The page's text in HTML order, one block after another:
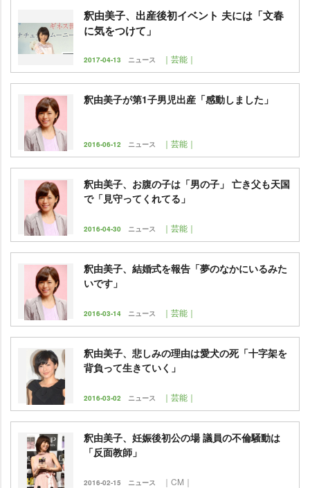
釈由美子、出産後初イベント 夫には「文春
に気をつけて」
2017-04-13 ニュース ｜芸能｜
釈由美子が第1子男児出産「感動しました」
2016-06-12 ニュース ｜芸能｜
釈由美子、お腹の子は「男の子」 亡き父も天国
で「見守ってくれてる」
2016-04-30 ニュース ｜芸能｜
釈由美子、結婚式を報告「夢のなかにいるみた
いです」
2016-03-14 ニュース ｜芸能｜
釈由美子、悲しみの理由は愛犬の死「十字架を
背負って生きていく」
2016-03-02 ニュース ｜芸能｜
釈由美子、妊娠後初公の場 議員の不倫騒動は
「反面教師」
2016-02-15 ニュース ｜CM｜